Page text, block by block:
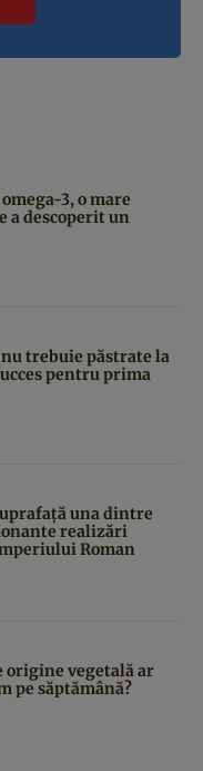
3, o mare
a descoperit un
trebuie păstrate la
pentru prima
una dintre
realizări
Roman
origine vegetală ar
pe săptămână?